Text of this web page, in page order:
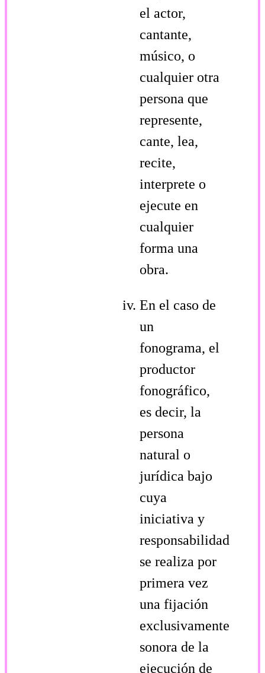
el actor,
cantante,
músico, o
cualquier otra
persona que
represente,
cante, lea,
recite,
interprete o
ejecute en
cualquier
forma una
obra.
En el caso de
un
fonograma, el
productor
fonográfico,
es decir, la
persona
natural o
jurídica bajo
cuya
iniciativa y
responsabilidad
se realiza por
primera vez
una fijación
exclusivamente
sonora de la
ejecución de